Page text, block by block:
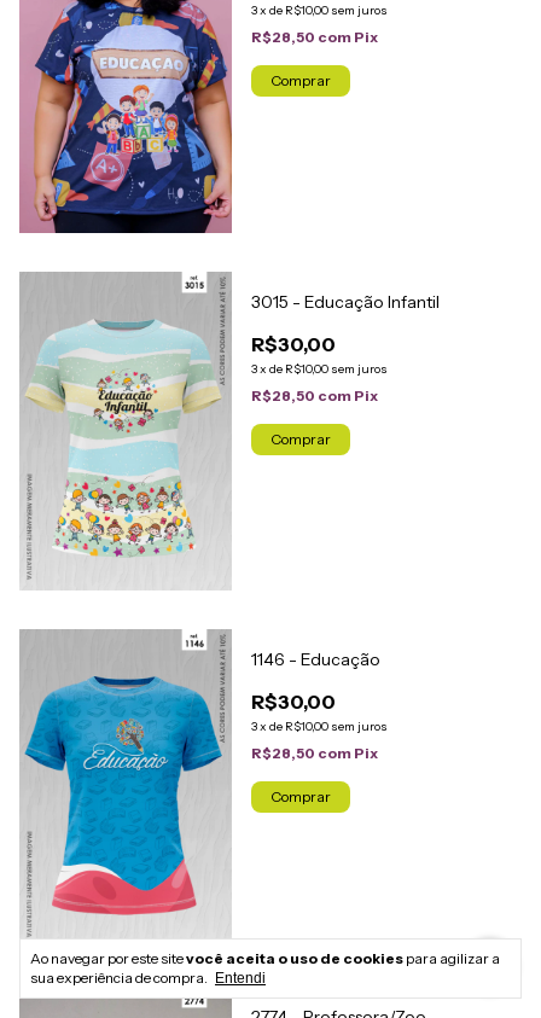
Ao navegar por este sitevocê aceita o uso de cookies para agilizar a
sua experiência de compra.
Entendi
3x de R$10,00 sem juros
R$28,50 com Pix
Comprar
3015 - Educação Infantil
R$30,00
3x de R$10,00 sem juros
R$28,50 com Pix
Comprar
1146 - Educação
R$30,00
3x de R$10,00 sem juros
R$28,50 com Pix
Comprar